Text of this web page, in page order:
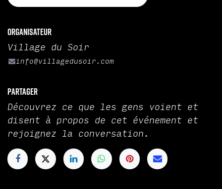
Organisateur
Village du Soir
info@villagedusoir.com
Partager
Découvrez ce que les gens voient et
disent à propos de cet événement et
rejoignez la conversation.